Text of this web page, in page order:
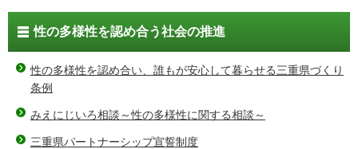
性の多様性を認め合う社会の推進
性の多様性を認め合い、誰もが安心して暮らせる三重県づくり
条例
みえにじいろ相談～性の多様性に関する相談～
三重県パートナーシップ宣誓制度